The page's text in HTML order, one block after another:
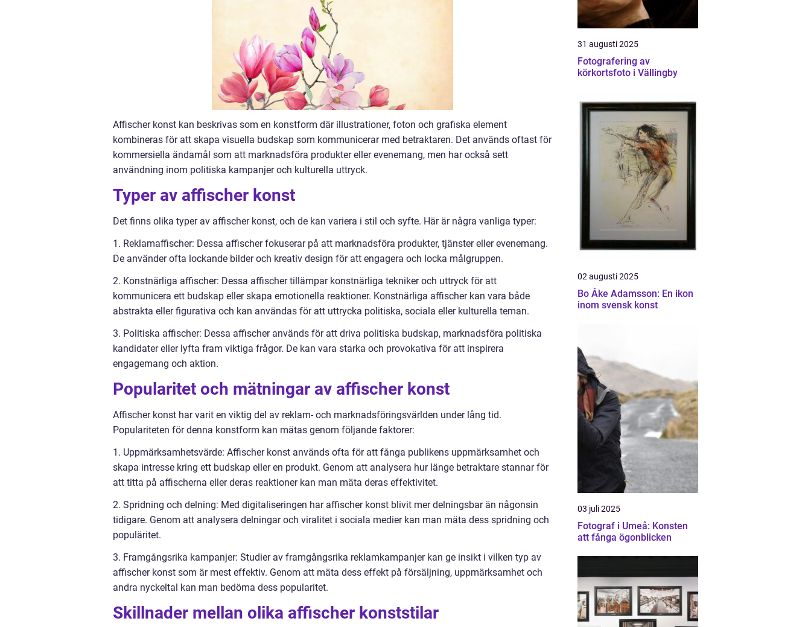
Affischer konst kan beskrivas som en konstform där illustrationer, foton och grafiska element
kombineras för att skapa visuella budskap som kommunicerar med betraktaren. Det används oftast för
kommersiella ändamål som att marknadsföra produkter eller evenemang, men har också sett
användning inom politiska kampanjer och kulturella uttryck.
Typer av affischer konst
Det finns olika typer av affischer konst, och de kan variera i stil och syfte. Här är några vanliga typer:
1. Reklamaffischer: Dessa affischer fokuserar på att marknadsföra produkter, tjänster eller evenemang.
De använder ofta lockande bilder och kreativ design för att engagera och locka målgruppen.
2. Konstnärliga affischer: Dessa affischer tillämpar konstnärliga tekniker och uttryck för att
kommunicera ett budskap eller skapa emotionella reaktioner. Konstnärliga affischer kan vara både
abstrakta eller figurativa och kan användas för att uttrycka politiska, sociala eller kulturella teman.
3. Politiska affischer: Dessa affischer används för att driva politiska budskap, marknadsföra politiska
kandidater eller lyfta fram viktiga frågor. De kan vara starka och provokativa för att inspirera
engagemang och aktion.
Popularitet och mätningar av affischer konst
Affischer konst har varit en viktig del av reklam- och marknadsföringsvärlden under lång tid.
Populariteten för denna konstform kan mätas genom följande faktorer:
1. Uppmärksamhetsvärde: Affischer konst används ofta för att fånga publikens uppmärksamhet och
skapa intresse kring ett budskap eller en produkt. Genom att analysera hur länge betraktare stannar för
att titta på affischerna eller deras reaktioner kan man mäta deras effektivitet.
2. Spridning och delning: Med digitaliseringen har affischer konst blivit mer delningsbar än någonsin
tidigare. Genom att analysera delningar och viralitet i sociala medier kan man mäta dess spridning och
populäritet.
3. Framgångsrika kampanjer: Studier av framgångsrika reklamkampanjer kan ge insikt i vilken typ av
affischer konst som är mest effektiv. Genom att mäta dess effekt på försäljning, uppmärksamhet och
andra nyckeltal kan man bedöma dess popularitet.
Skillnader mellan olika affischer konststilar
31 augusti 2025
Fotografering av
körkortsfoto i Vällingby
02 augusti 2025
Bo Åke Adamsson: En ikon
inom svensk konst
03 juli 2025
Fotograf i Umeå: Konsten
att fånga ögonblicken